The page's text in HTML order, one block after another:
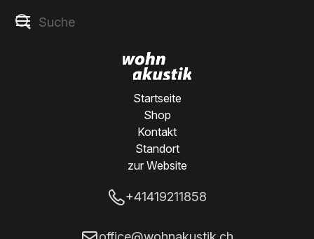
Startseite
Shop
Kontakt
Standort
zur Website
+41419211858